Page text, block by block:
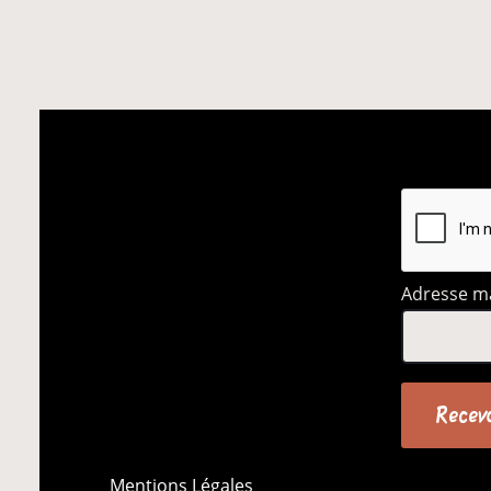
Adresse
Mentions Légales